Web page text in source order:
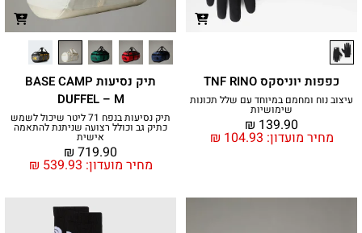
כפפות יוניסקס TNF RINO
עיצוב נוח ומחמם במיוחד עם שלל תכונות
שימושיות
מחיר מועדון: ₪ 104.93
₪ 139.90
תיק נסיעות BASE CAMP
DUFFEL – M
תיק נסיעות בנפח 71 ליטר שיכול לשמש
כתיק גב וכולל רצועה שניתנת להתאמה
אישית
מחיר מועדון: ₪ 539.93
₪ 719.90